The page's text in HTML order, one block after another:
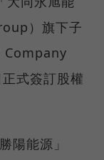
）旗下子
Company
式簽訂股權
陽能源」